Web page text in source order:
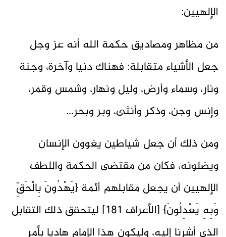
الإلهيين:
من مظاهر ومصاديق حكمة الله أنه عز وجل
جعل الأشياء متقابلة: فهناك دنيا وآخرة، وجنة
ونار، وسماء وأرض، وليل ونهار، وشمس وقمر،
وإنس وجن، وذكر وأنثى، وبر وبحر...
ومن ذلك أن جعل شياطين يغوون الإنسان
ويضلونه، فكان من مقتضى الحكمة واللطف
الإلهيين أن يجعل مقابلهم أئمة {يَهْدُونَ بِالْحَقِّ
وَبِهِ يَعْدِلُونَ} [الأعراف 181] ليتحقق ذلك التقابل
الذي أشرنا إليه، وليكون هذا الإمام هاديا بأمر